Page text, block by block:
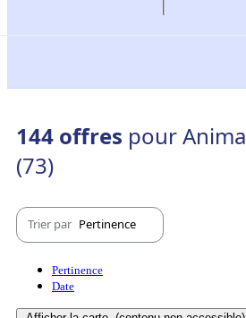
144 offres pour
(73)
Trier par Pertinence
Pertinence
Date